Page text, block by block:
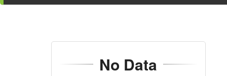
No Data